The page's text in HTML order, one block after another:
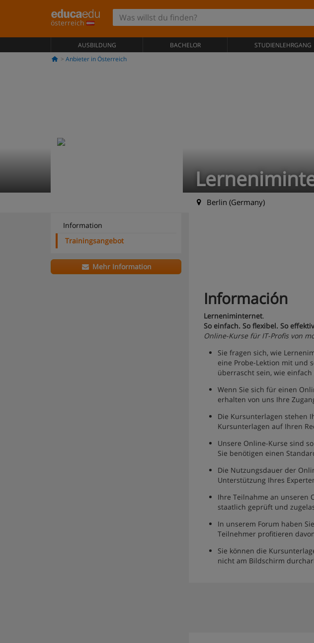
österreich
AUSBILDUNG BACHELOR STUDIENLEHRGANG
Anbieter in Österreich
Berlin (Germany)
Information
Trainingsangebot
Mehr Information
Información
Lerneniminternet.
So einfach. So flexibel. So effektiv
Online-Kurse für IT-Profis von
Sie fragen sich, wie
eine Probe-Lektion mit und
überrascht sein, wie
Wenn Sie sich für einen
erhalten von uns Ihre
Die Kursunterlagen stehen
Kursunterlagen auf Ihren
Unsere Online-Kurse sind
Sie benötigen einen
Die Nutzungsdauer der
Unterstützung Ihres
Ihre Teilnahme an unseren
staatlich geprüft und
In unserem Forum haben
Teilnehmer profitieren
Sie können die
nicht am Bildschirm